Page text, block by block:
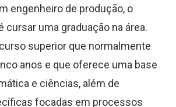
engenheiro de produção, o
cursar uma graduação na área.
superior que normalmente
anos e que oferece uma base
e ciências, além de
focadas em processos